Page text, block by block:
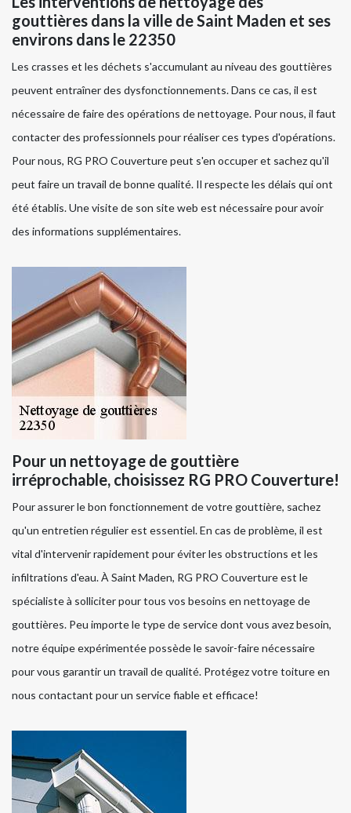
gouttières dans la ville de Saint Maden et ses
environs dans le 22350
Les crasses et les déchets s'accumulant au niveau des gouttières
peuvent entraîner des dysfonctionnements. Dans ce cas, il est
nécessaire de faire des opérations de nettoyage. Pour nous, il faut
contacter des professionnels pour réaliser ces types d'opérations.
Pour nous, RG PRO Couverture peut s'en occuper et sachez qu'il
peut faire un travail de bonne qualité. Il respecte les délais qui ont
été établis. Une visite de son site web est nécessaire pour avoir
des informations supplémentaires.
Pour un nettoyage de gouttière
irréprochable, choisissez RG PRO Couverture!
Pour assurer le bon fonctionnement de votre gouttière, sachez
qu'un entretien régulier est essentiel. En cas de problème, il est
vital d'intervenir rapidement pour éviter les obstructions et les
infiltrations d'eau. À Saint Maden, RG PRO Couverture est le
spécialiste à solliciter pour tous vos besoins en nettoyage de
gouttières. Peu importe le type de service dont vous avez besoin,
notre équipe expérimentée possède le savoir-faire nécessaire
pour vous garantir un travail de qualité. Protégez votre toiture en
nous contactant pour un service fiable et efficace!